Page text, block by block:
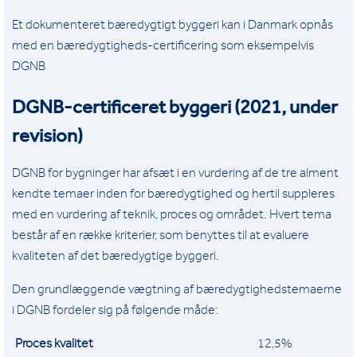
Et dokumenteret bæredygtigt byggeri kan i Danmark opnås
med en bæredygtigheds-certificering som eksempelvis
DGNB
DGNB-certificeret byggeri (2021, under
revision)
DGNB for bygninger har afsæt i en vurdering af de tre alment
kendte temaer inden for bæredygtighed og hertil suppleres
med en vurdering af teknik, proces og området. Hvert tema
består af en række kriterier, som benyttes til at evaluere
kvaliteten af det bæredygtige byggeri.
Den grundlæggende vægtning af bæredygtighedstemaerne
i DGNB fordeler sig på følgende måde:
Proces kvalitet 12,5%